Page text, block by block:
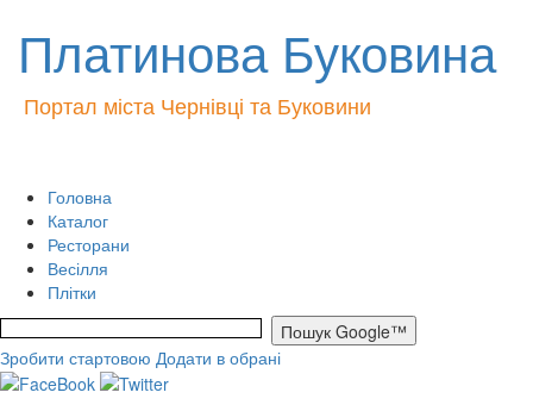
Платинова Буковина
Портал міста Чернівці та Буковини
Головна
Каталог
Ресторани
Весілля
Плітки
Зробити стартовою Додати в обрані